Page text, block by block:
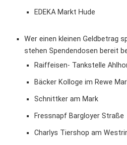
EDEKA Markt Hude
Wer einen kleinen Geldbetrag
stehen Spendendosen bereit
Raiffeisen- Tankstelle
Bäcker Kolloge im Rewe
Schnittker am Mark
Fressnapf Bargloyer Straße
Charlys Tiershop am